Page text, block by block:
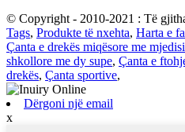
© Copyright - 2010-2021 : Të
Tags, Produkte të nxehta, Harta e
Çanta e drekës miqësore me
shkollore me dy supe, Çanta e
drekës, Çanta sportive,
Dërgoni një email
x